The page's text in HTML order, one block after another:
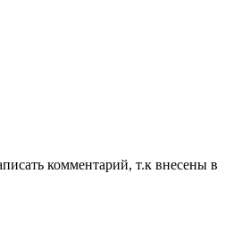
комментарий, т.к внесены в